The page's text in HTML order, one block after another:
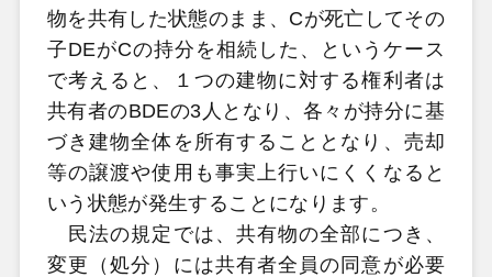
物を共有した状態のまま、Cが死亡してその
子DEがCの持分を相続した、というケース
で考えると、１つの建物に対する権利者は
共有者のBDEの3人となり、各々が持分に基
づき建物全体を所有することとなり、売却
等の譲渡や使用も事実上行いにくくなると
いう状態が発生することになります。
民法の規定では、共有物の全部につき、
変更（処分）には共有者全員の同意が必要